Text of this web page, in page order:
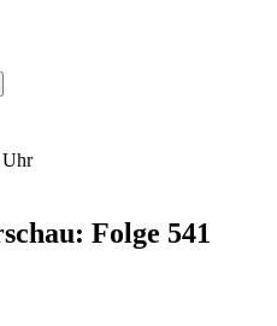
Uhr
Folge 541